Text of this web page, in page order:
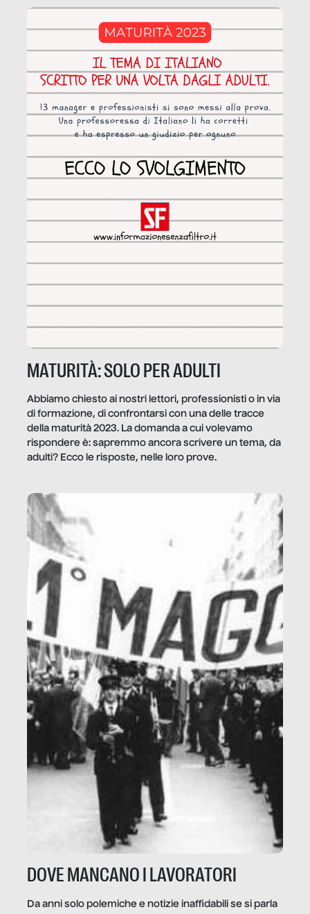
MATURITÀ: SOLO PER ADULTI
Abbiamo chiesto ai nostri lettori, professionisti o in via
di formazione, di confrontarsi con una delle tracce
della maturità 2023. La domanda a cui volevamo
rispondere è: sapremmo ancora scrivere un tema, da
adulti? Ecco le risposte, nelle loro prove.
DOVE MANCANO I LAVORATORI
Da anni solo polemiche e notizie inaffidabili se si parla